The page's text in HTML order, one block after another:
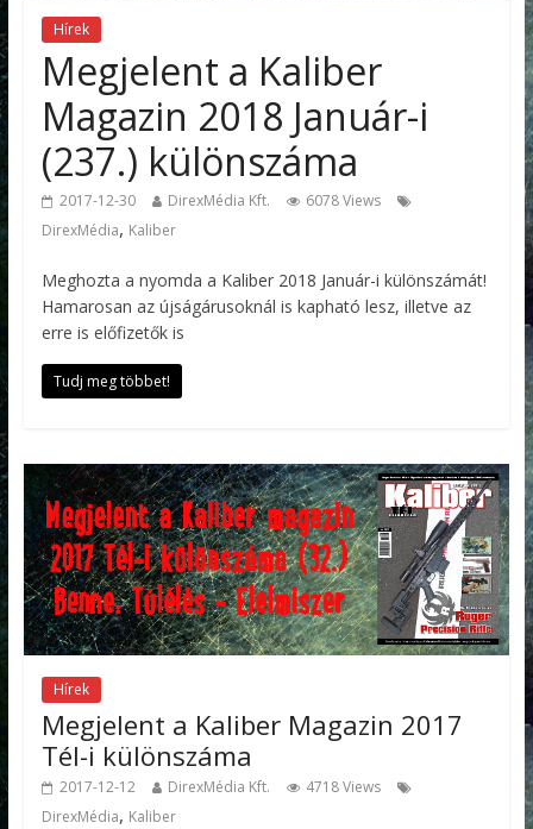
Hírek
Megjelent a Kaliber
Magazin 2018 Január-i
(237.) különszáma
2017-12-30 DirexMédia Kft.
6078 Views
DirexMédia, Kaliber
Meghozta a nyomda a Kaliber 2018 Január-i különszámát!
Hamarosan az újságárusoknál is kapható lesz, illetve az
erre is előfizetők is
Tudj meg többet!
Hírek
Megjelent a Kaliber Magazin 2017
Tél-i különszáma
2017-12-12 DirexMédia Kft.
4718 Views
DirexMédia, Kaliber